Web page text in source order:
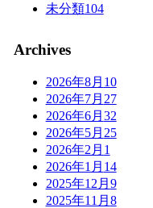
未分類104
Archives
2026年8月 10
2026年7月 27
2026年6月 32
2026年5月 25
2026年2月 1
2026年1月 14
2025年12月 9
2025年11月 8